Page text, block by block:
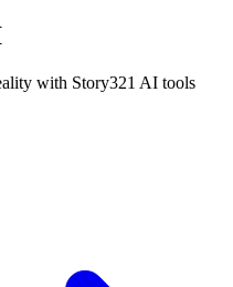
with Story321 AI tools